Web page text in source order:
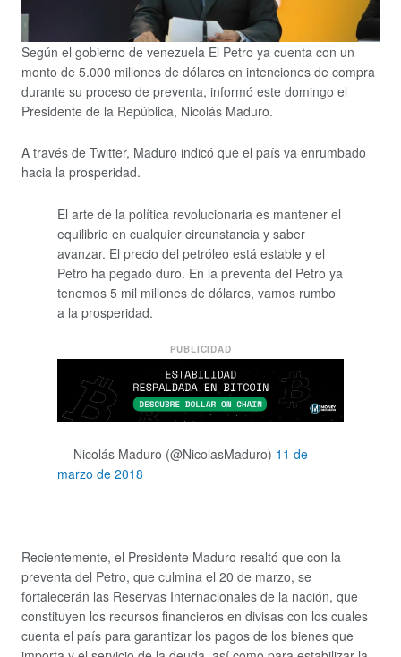
Según el gobierno de venezuela El Petro ya cuenta con un
monto de 5.000 millones de dólares en intenciones de compra
durante su proceso de preventa, informó este domingo el
Presidente de la República, Nicolás Maduro.
A través de Twitter, Maduro indicó que el país va enrumbado
hacia la prosperidad.
El arte de la política revolucionaria es mantener el
equilibrio en cualquier circunstancia y saber
avanzar. El precio del petróleo está estable y el
Petro ha pegado duro. En la preventa del Petro ya
tenemos 5 mil millones de dólares, vamos rumbo
a la prosperidad.
PUBLICIDAD
— Nicolás Maduro (@NicolasMaduro) 11 de
marzo de 2018
Recientemente, el Presidente Maduro resaltó que con la
preventa del Petro, que culmina el 20 de marzo, se
fortalecerán las Reservas Internacionales de la nación, que
constituyen los recursos financieros en divisas con los cuales
cuenta el país para garantizar los pagos de los bienes que